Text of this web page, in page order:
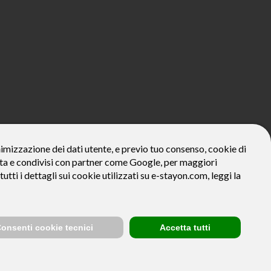
del bene € 800, Tan fisso 12,24% Taeg 12,95%, in 23
prima rata a 90 giorni. Al fine di gestire le tue spese in modo
condizioni economiche e contrattuali, facendo riferimento
dei dati utente, e previo tuo consenso, cookie di
condivisi con partner come Google, per maggiori
i dettagli sui cookie utilizzati su e-stayon.com, leggi la
cookie tecnici Accetta tutti